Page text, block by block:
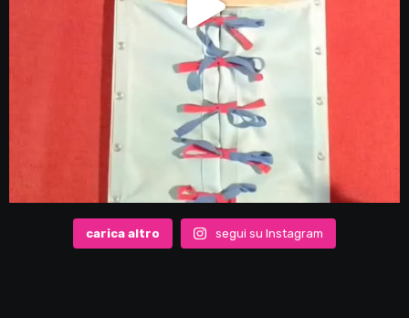
carica altro segui su Instagram